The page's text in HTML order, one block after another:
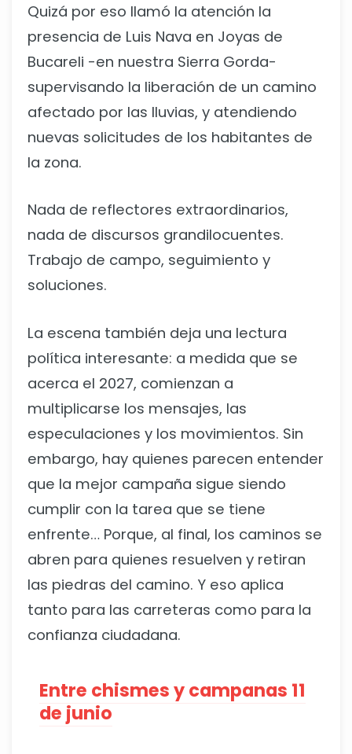
Quizá por eso llamó la atención la
presencia de Luis Nava en Joyas de
Bucareli -en nuestra Sierra Gorda-
supervisando la liberación de un camino
afectado por las lluvias, y atendiendo
nuevas solicitudes de los habitantes de
la zona.
Nada de reflectores extraordinarios,
nada de discursos grandilocuentes.
Trabajo de campo, seguimiento y
soluciones.
La escena también deja una lectura
política interesante: a medida que se
acerca el 2027, comienzan a
multiplicarse los mensajes, las
especulaciones y los movimientos. Sin
embargo, hay quienes parecen entender
que la mejor campaña sigue siendo
cumplir con la tarea que se tiene
enfrente… Porque, al final, los caminos se
abren para quienes resuelven y retiran
las piedras del camino. Y eso aplica
tanto para las carreteras como para la
confianza ciudadana.
Entre chismes y campanas 11
de junio